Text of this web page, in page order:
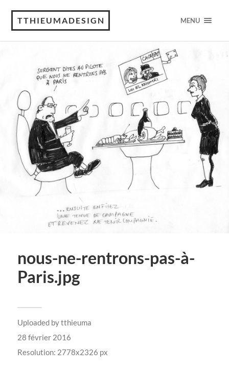
TTHIEUMADESIGN MENU
nous-ne-rentrons-pas-à-
Paris.jpg
Uploaded bytthieuma
28 février 2016
Resolution: 2778x2326 px